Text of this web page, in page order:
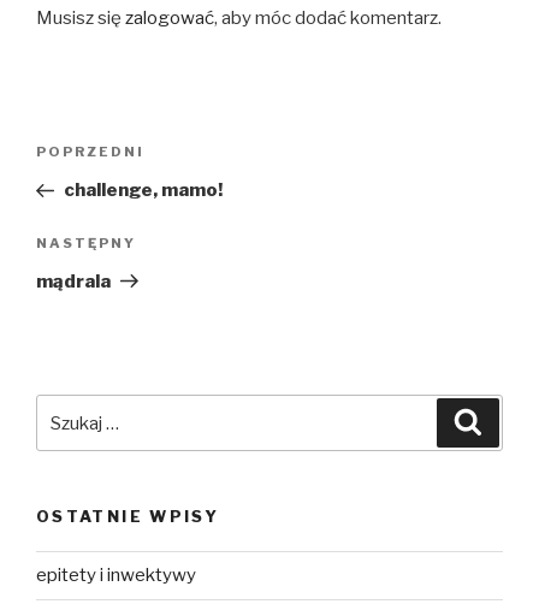
Musisz się zalogować, aby móc dodać komentarz.
Poprzedni
wpis
POPRZEDNI
challenge, mamo!
Następny
wpis
NASTĘPNY
mądrala
OSTATNIE WPISY
epitety i inwektywy